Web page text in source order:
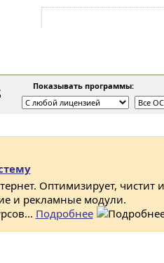
Показывать программы:
Оптимизирует,
и рекламные модули.
Подробнее